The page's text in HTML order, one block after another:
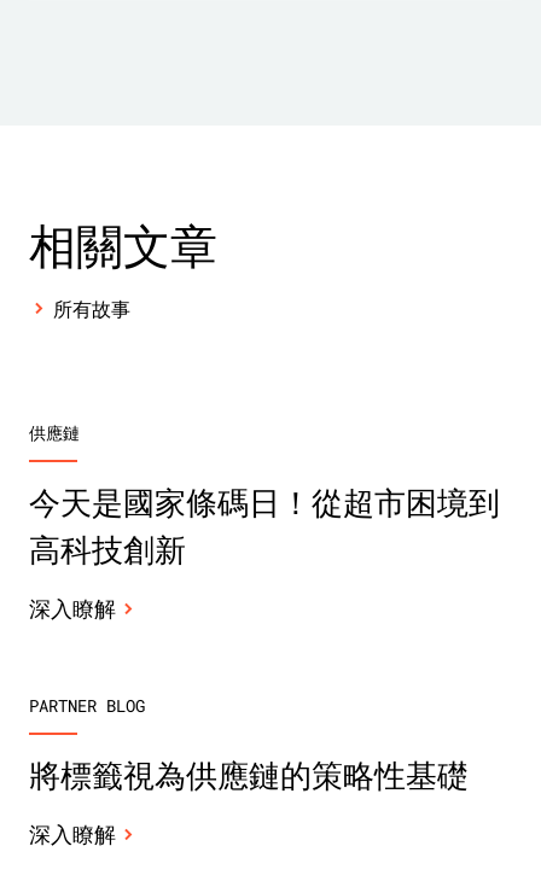
相關文章
所有故事
供應鏈
今天是國家條碼日！從超市困境到
高科技創新
深入瞭解
PARTNER BLOG
將標籤視為供應鏈的策略性基礎
深入瞭解